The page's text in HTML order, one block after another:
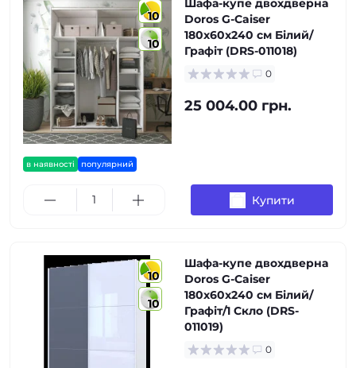
10
10
в наявності популярний
Шафа-купе двохдверна
Doros G-Caiser
180х60х240 см Білий/
Графіт (DRS-011018)
0
25 004.00 грн.
Купити
10
10
Шафа-купе двохдверна
Doros G-Caiser
180х60х240 см Білий/
Графіт/1 Скло (DRS-
011019)
0